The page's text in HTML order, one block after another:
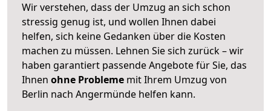
Wir verstehen, dass der Umzug an sich schon
stressig genug ist, und wollen Ihnen dabei
helfen, sich keine Gedanken über die Kosten
machen zu müssen. Lehnen Sie sich zurück – wir
haben garantiert passende Angebote für Sie, das
Ihnen ohne Probleme mit Ihrem Umzug von
Berlin nach Angermünde helfen kann.